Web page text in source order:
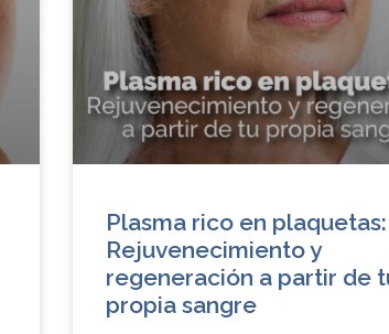
Plasma rico en plaquetas:
Rejuvenecimiento y
regeneración a partir de
propia sangre